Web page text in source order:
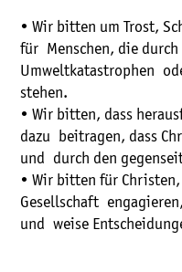
• Wir bitten um Trost,
für Menschen, die durch
Umweltkatastrophen
stehen.
• Wir bitten, dass
dazu beitragen, dass
und durch den
• Wir bitten für
Gesellschaft
und weise